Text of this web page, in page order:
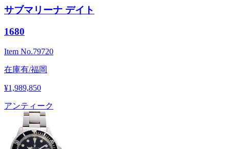
サブマリーナ デイト
1680
Item No.79720
在庫有/福岡
¥1,989,850
アンティーク